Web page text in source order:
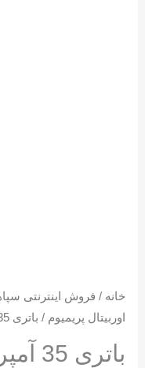
خانه / فروش اینترنتی
اوربیتال پریمیوم / باتری 35 آمپر اوربیتال پریمیوم سپاهان باتری